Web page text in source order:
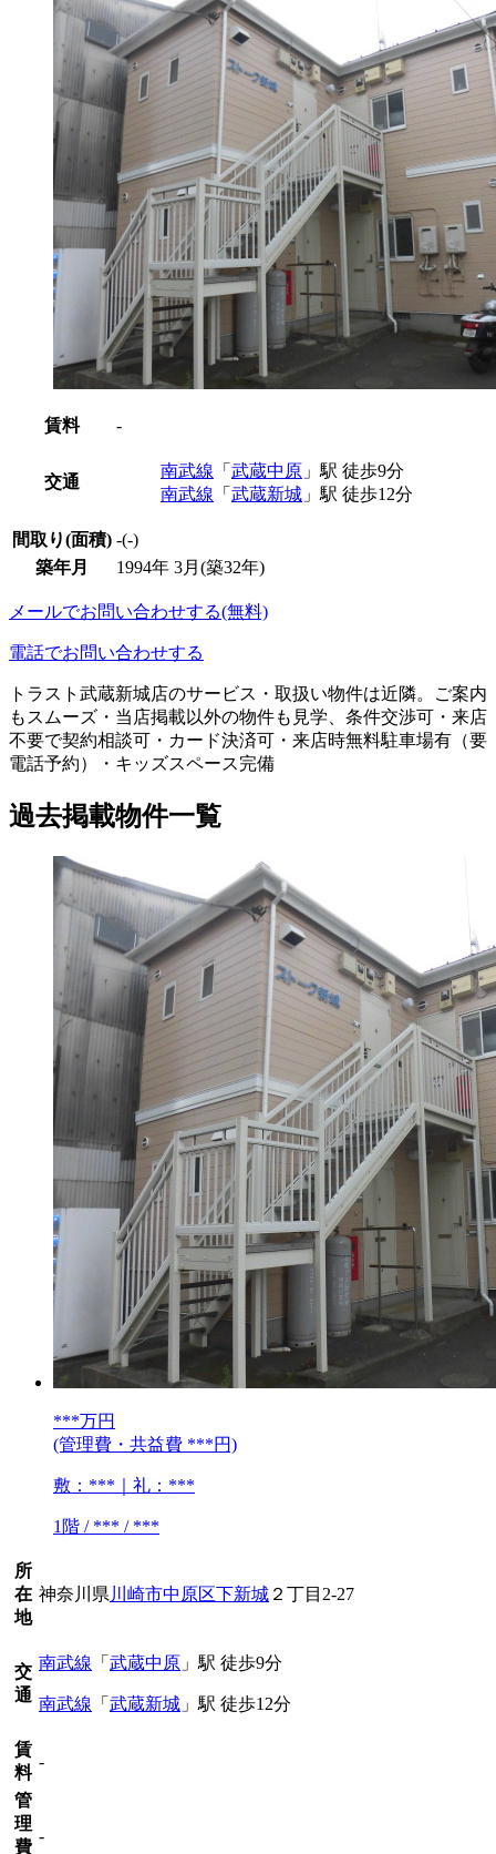
賃料 -
交通
南武線 「 武蔵中原 」駅 徒歩9分
南武線 「 武蔵新城 」駅 徒歩12分
間取り(面積) -(-)
築年月
1994年 3月(築32年)
メールでお問い合わせする(無料)
電話でお問い合わせする
トラスト武蔵新城店のサービス・取扱い物件は近隣。ご案内
もスムーズ・当店掲載以外の物件も見学、条件交渉可・来店
不要で契約相談可・カード決済可・来店時無料駐車場有（要
電話予約）・キッズスペース完備
過去掲載物件一覧
***万円
(管理費・共益費 ***円)
敷：***｜礼：***
1階 / *** / ***
所
在
地
神奈川県 川崎市中原区下新城 ２丁目2-27
交
通
南武線 「 武蔵中原 」駅 徒歩9分
南武線 「 武蔵新城 」駅 徒歩12分
賃
料
-
管
理
費
-